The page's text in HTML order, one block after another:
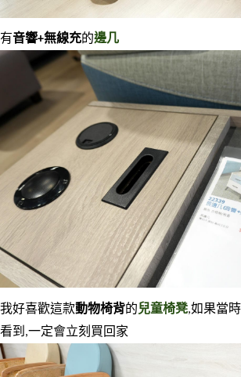
有音響+無線充的邊几
我好喜歡這款動物椅背的兒童椅凳,如果當
看到,一定會立刻買回家